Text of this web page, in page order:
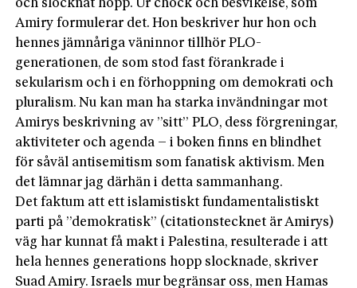
och slocknat hopp. Ur chock och besvikelse, som
Amiry formulerar det. Hon beskriver hur hon och
hennes jämnåriga väninnor tillhör PLO-
generationen, de som stod fast förankrade i
sekularism och i en förhoppning om demokrati och
pluralism. Nu kan man ha starka invändningar mot
Amirys beskrivning av ”sitt” PLO, dess förgreningar,
aktiviteter och agenda – i boken finns en blindhet
för såväl antisemitism som fanatisk aktivism. Men
det lämnar jag därhän i detta sammanhang.
Det faktum att ett islamistiskt fundamentalistiskt
parti på ”demokratisk” (citationstecknet är Amirys)
väg har kunnat få makt i Palestina, resulterade i att
hela hennes generations hopp slocknade, skriver
Suad Amiry. Israels mur begränsar oss, men Hamas